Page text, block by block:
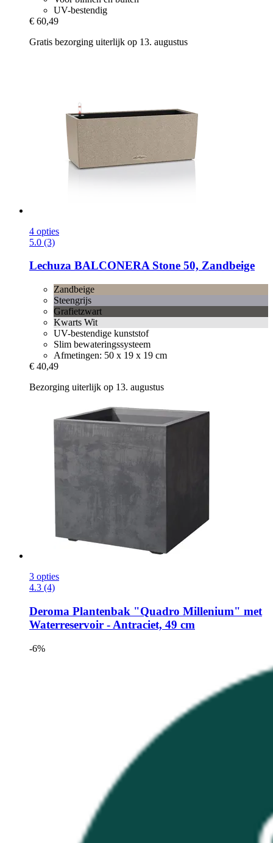
UV-bestendig
€ 60,49
Gratis bezorging uiterlijk op 13. augustus
4 opties
5.0 (3)
Lechuza BALCONERA Stone 50, Zandbeige
Zandbeige
Steengrijs
Grafietzwart
Kwarts Wit
UV-bestendige kunststof
Slim bewateringssysteem
Afmetingen: 50 x 19 x 19 cm
€ 40,49
Bezorging uiterlijk op 13. augustus
3 opties
4.3 (4)
Deroma Plantenbak "Quadro Millenium" met
Waterreservoir -​ Antraciet, 49 cm
-6%